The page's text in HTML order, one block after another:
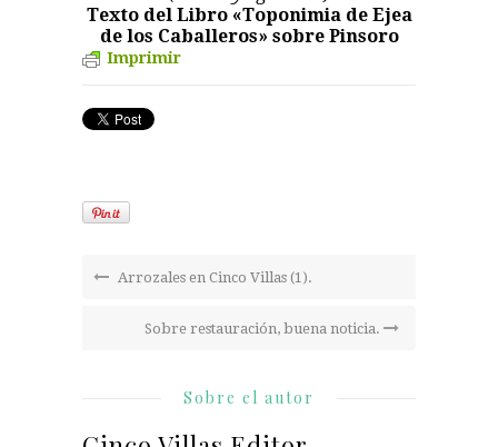
Texto del Libro «Toponimia de Ejea
de los Caballeros» sobre Pinsoro
Imprimir
Arrozales en Cinco Villas (1).
Sobre restauración, buena noticia.
Sobre el autor